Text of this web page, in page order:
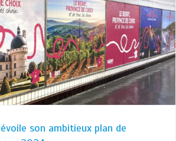
son ambitieux plan de